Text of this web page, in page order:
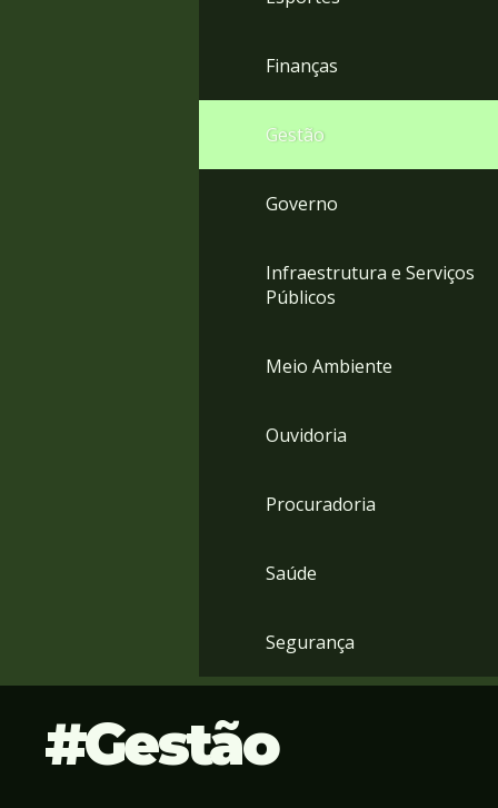
Finanças
Gestão
Governo
Infraestrutura e Serviços
Públicos
Meio Ambiente
Ouvidoria
Procuradoria
Saúde
Segurança
Gestão